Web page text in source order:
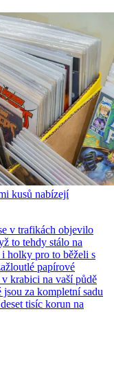
kusů nabízejí
v trafikách objevilo
to tehdy stálo na
holky pro to běželi s
papírové
krabici na vaší půdě
za kompletní sadu
tisíc korun na